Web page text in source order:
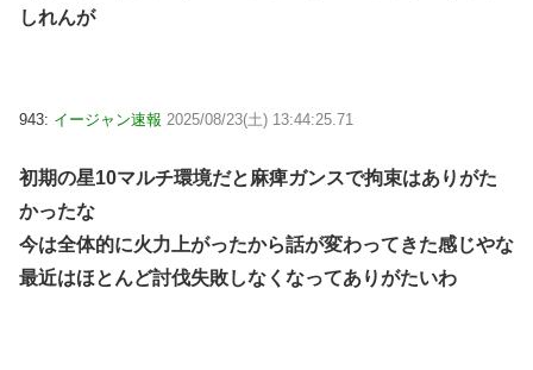
しれんが
943: イージャン速報 2025/08/23(土) 13:44:25.71
初期の星10マルチ環境だと麻痺ガンスで拘束はありがた
かったな
今は全体的に火力上がったから話が変わってきた感じやな
最近はほとんど討伐失敗しなくなってありがたいわ